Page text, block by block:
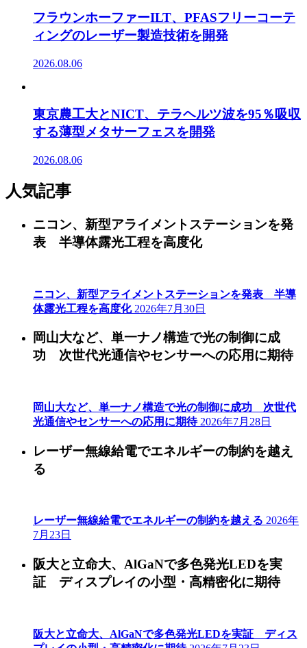
フラウンホーファーILT、PFASフリーコーテ
ィングのレーザー製造技術を開発
2026.08.06
東京農工大とNICT、テラヘルツ波を95％吸収
する薄型メタサーフェスを開発
2026.08.06
人気記事
ニコン、新型アライメントステーションを発
表 半導体露光工程を高度化
ニコン、新型アライメントステーションを発表 半導
体露光工程を高度化 2026年7月30日
岡山大など、単一ナノ構造で光の制御に成
功 次世代光通信やセンサーへの応用に期待
岡山大など、単一ナノ構造で光の制御に成功 次世代
光通信やセンサーへの応用に期待 2026年7月28日
レーザー無線給電でエネルギーの制約を越え
る
レーザー無線給電でエネルギーの制約を越える 2026年
7月23日
阪大と立命大、AlGaNで多色発光LEDを実
証 ディスプレイの小型・高精密化に期待
阪大と立命大、AlGaNで多色発光LEDを実証 ディス